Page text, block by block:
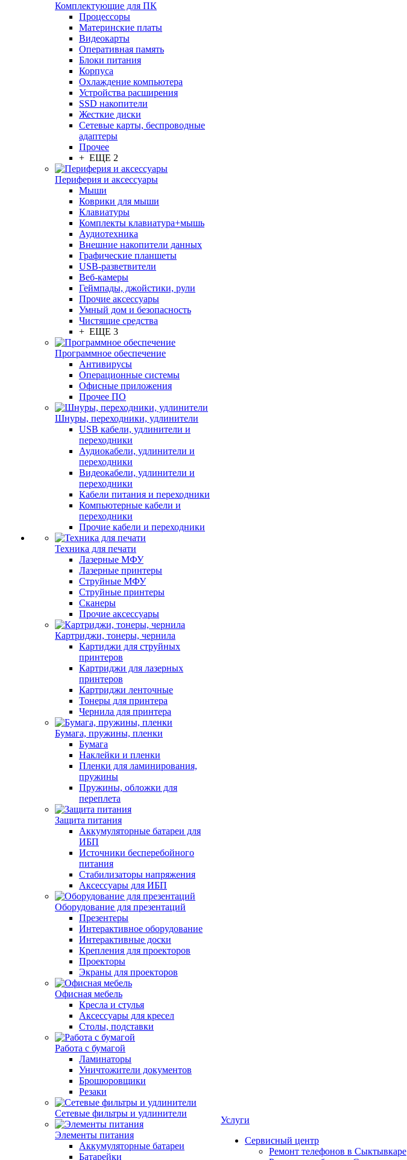
Комплектующие для ПК
Процессоры
Материнские платы
Видеокарты
Оперативная память
Блоки питания
Корпуса
Охлаждение компьютера
Устройства расширения
SSD накопители
Жесткие диски
Сетевые карты, беспроводные
адаптеры
Прочее
+ ЕЩЕ 2
Периферия и аксессуары
Мыши
Коврики для мыши
Клавиатуры
Комплекты клавиатура+мышь
Аудиотехника
Внешние накопители данных
Графические планшеты
USB-разветвители
Веб-камеры
Геймпады, джойстики, рули
Прочие аксессуары
Умный дом и безопасность
Чистящие средства
+ ЕЩЕ 3
Программное обеспечение
Антивирусы
Операционные системы
Офисные приложения
Прочее ПО
Шнуры, переходники, удлинители
USB кабели, удлинители и
переходники
Аудиокабели, удлинители и
переходники
Видеокабели, удлинители и
переходники
Кабели питания и переходники
Компьютерные кабели и
переходники
Прочие кабели и переходники
Техника для печати
Лазерные МФУ
Лазерные принтеры
Струйные МФУ
Струйные принтеры
Сканеры
Прочие аксессуары
Картриджи, тонеры, чернила
Картиджи для струйных
принтеров
Картриджи для лазерных
принтеров
Картриджи ленточные
Тонеры для принтера
Чернила для принтера
Бумага, пружины, пленки
Бумага
Наклейки и пленки
Пленки для ламинирования,
пружины
Пружины, обложки для
переплета
Защита питания
Аккумуляторные батареи для
ИБП
Источники бесперебойного
питания
Стабилизаторы напряжения
Аксессуары для ИБП
Оборудование для презентаций
Презентеры
Интерактивное оборудование
Интерактивные доски
Крепления для проекторов
Проекторы
Экраны для проекторов
Офисная мебель
Кресла и стулья
Аксессуары для кресел
Столы, подставки
Работа с бумагой
Ламинаторы
Уничтожители документов
Брошюровщики
Резаки
Сетевые фильтры и удлинители
Элементы питания
Аккумуляторные батареи
Батарейки
Услуги
Сервисный центр
Ремонт телефонов в Сыктывкаре